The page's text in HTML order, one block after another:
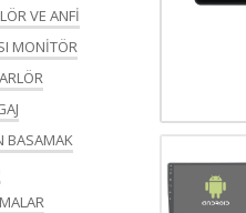
VE ANFİ
MONİTÖR
BASAMAK